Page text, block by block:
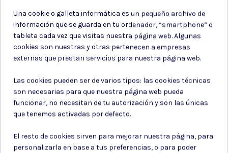
Suscríbete a nuestro boletín
Puede darse de baja en cualquier momento. Para ello, consulte nuestra
información de contacto en el aviso legal.
Consiento el uso de mis datos para los fines indicados en la
Consiento el uso de mis datos personales para recibir publicidad
de su entidad.
Una cookie o galleta informática es un pequeño archivo de
información que se guarda en tu ordenador, “smartphone” o
tableta cada vez que visitas nuestra página web. Algunas
cookies son nuestras y otras pertenecen a empresas
externas que prestan servicios para nuestra página web.
Las cookies pueden ser de varios tipos: las cookies técnicas
son necesarias para que nuestra página web pueda
funcionar, no necesitan de tu autorización y son las únicas
que tenemos activadas por defecto.
El resto de cookies sirven para mejorar nuestra página, para
personalizarla en base a tus preferencias, o para poder